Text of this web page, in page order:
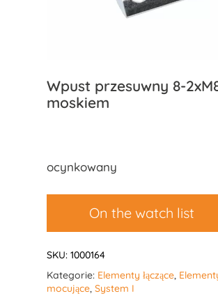
Wpust przesuwny 8-
moskiem
ocynkowany
On the watch list
SKU: 1000164
Kategorie: Elementy łączące,
mocujące, System I